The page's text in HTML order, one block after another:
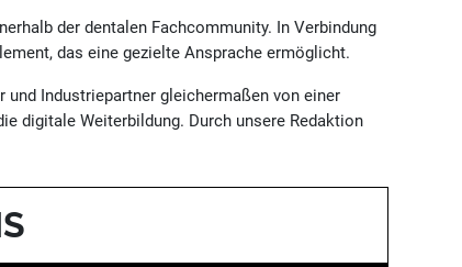
der dentalen Fachcommunity. In Verbindung
das eine gezielte Ansprache ermöglicht.
Industriepartner gleichermaßen von einer
digitale Weiterbildung. Durch unsere Redaktion